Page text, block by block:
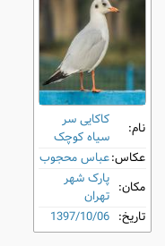
نام:
کاکایی سر
سیاه کوچک
عکاس:عباس محجوب
مکان: پارک شهر
تهران
تاریخ: 1397/10/06